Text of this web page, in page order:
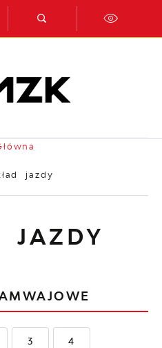
czcionki.
strony.
jazdy
JAZDY
3 4